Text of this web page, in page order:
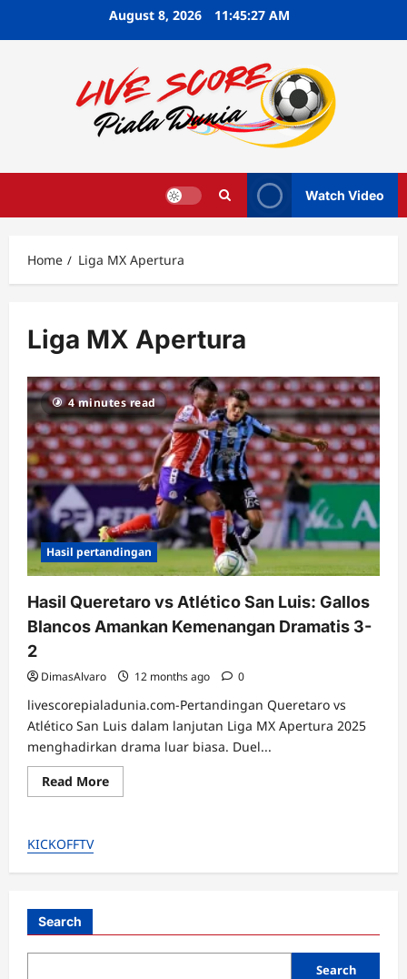
August 8, 2026 11:45:27 AM
Watch Video
Home Liga MX Apertura
Liga MX Apertura
4 minutes read
Hasil pertandingan
Hasil Queretaro vs Atlético San Luis: Gallos
Blancos Amankan Kemenangan Dramatis 3-
2
DimasAlvaro 12 months ago 0
livescorepialadunia.com-Pertandingan Queretaro vs
Atlético San Luis dalam lanjutan Liga MX Apertura 2025
menghadirkan drama luar biasa. Duel...
Read MoreRead
more
San
Kemenangan
3-
KICKOFFTV
Search
Search